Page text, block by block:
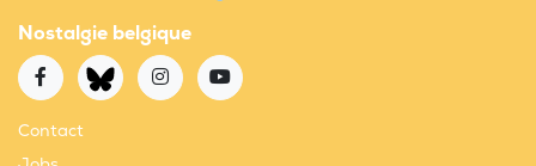
Nostalgie belgique
Contact